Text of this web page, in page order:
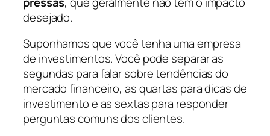
desejado.
Suponhamos que você tenha uma empresa
de investimentos. Você pode separar as
segundas para falar sobre tendências do
mercado financeiro, as quartas para dicas de
investimento e as sextas para responder
perguntas comuns dos clientes.